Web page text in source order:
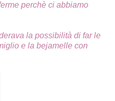
perchè ci abbiamo
la possibilità di far le
e la bejamelle con